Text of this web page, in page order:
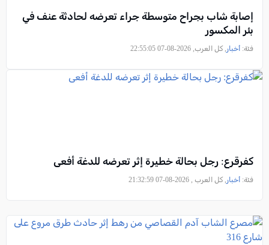
إصابة شاب بجراح متوسطة جراء تعرضه لحادثة عنف في
بئر المكسور
فئة: أخبار , كل العرب, 2026-08-07 22:55:05
كفرقرع: رجل بحالة خطيرة إثر تعرضه للدغة أفعى
فئة: أخبار , كل العرب , 2026-08-07 21:32:59